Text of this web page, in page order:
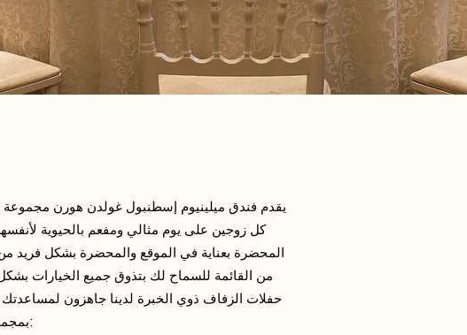
يقدم فندق ميلينيوم إسطنبول غولدن هورن
كل زوجين على يوم مثالي ومفعم بالحيوية
المحضرة بعناية في الموقع والمحضرة بشكل فريد
من القائمة للسماح لك بتذوق جميع الخيارات
حفلات الزفاف ذوي الخبرة لدينا جاهزون
بمجموعة من الخدمات والموردين. وتشمل هذه: